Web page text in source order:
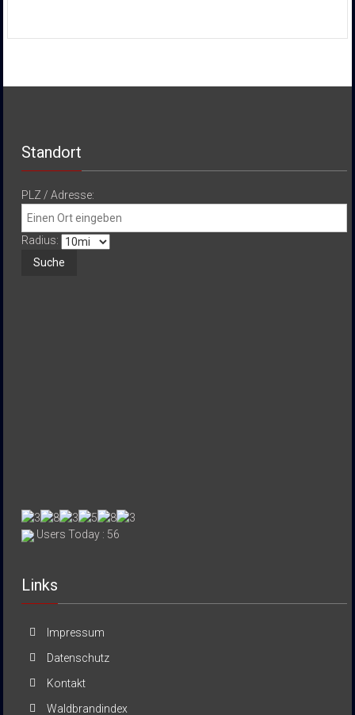
Standort
PLZ / Adresse:
Radius:
Users Today : 56
Links
Impressum
Datenschutz
Kontakt
Waldbrandindex